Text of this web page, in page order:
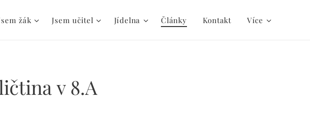
žák Jsem učitel Jídelna Články Kontakt Více
v 8.A